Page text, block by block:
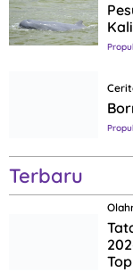
Terbaru